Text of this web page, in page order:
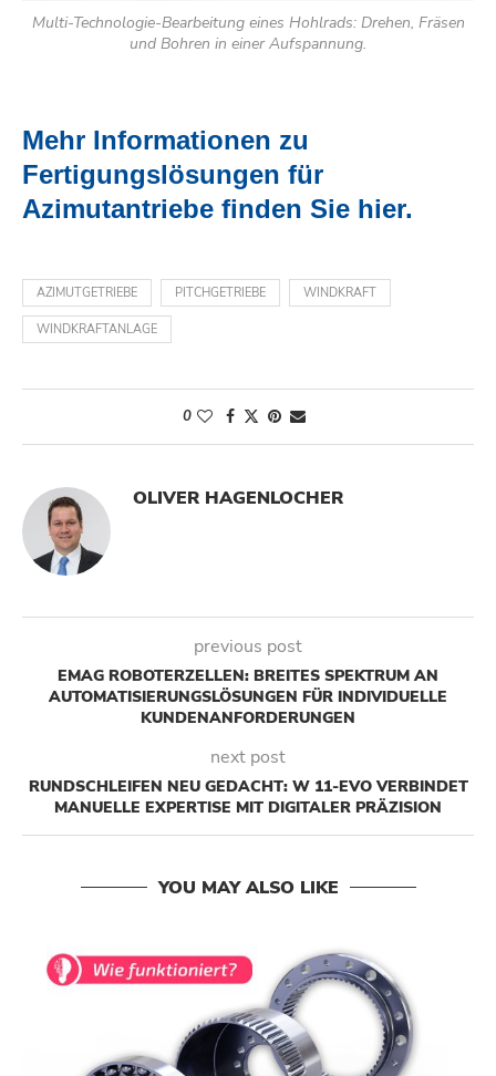
Multi-Technologie-Bearbeitung eines Hohlrads: Drehen, Fräsen
und Bohren in einer Aufspannung.
Mehr Informationen zu
Fertigungslösungen für
Azimutantriebe finden Sie hier.
AZIMUTGETRIEBE PITCHGETRIEBE WINDKRAFT
WINDKRAFTANLAGE
0
OLIVER HAGENLOCHER
previous post
EMAG ROBOTERZELLEN: BREITES SPEKTRUM AN
AUTOMATISIERUNGSLÖSUNGEN FÜR INDIVIDUELLE
KUNDENANFORDERUNGEN
next post
RUNDSCHLEIFEN NEU GEDACHT: W 11-EVO VERBINDET
MANUELLE EXPERTISE MIT DIGITALER PRÄZISION
YOU MAY ALSO LIKE